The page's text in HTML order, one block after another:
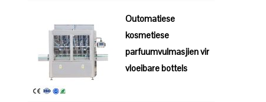
Outomatiese
kosmetiese
parfuumvulmasjien vir
vloeibare bottels